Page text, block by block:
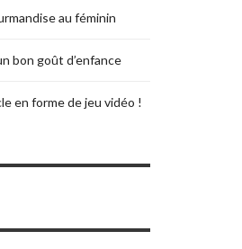
au féminin
bon goût d’enfance
en forme de jeu vidéo !